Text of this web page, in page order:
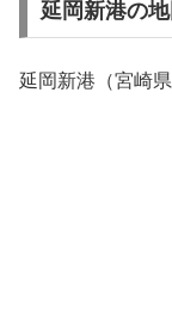
延岡新港の地
延岡新港（宮崎